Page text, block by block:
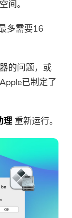
间。
多需要16
的问题，或
已制定了
理重新运行。